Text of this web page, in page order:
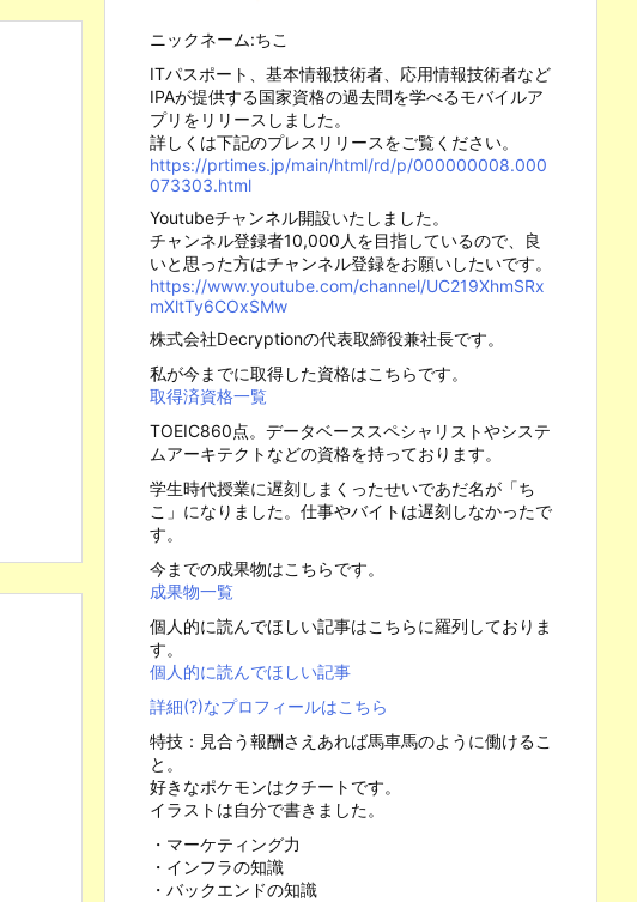
ニックネーム:ちこ
ITパスポート、基本情報技術者、応用情報技術者など
IPAが提供する国家資格の過去問を学べるモバイルア
プリをリリースしました。
詳しくは下記のプレスリリースをご覧ください。
https://prtimes.jp/main/html/rd/p/000000008.000
073303.html
Youtubeチャンネル開設いたしました。
チャンネル登録者10,000人を目指しているので、良
いと思った方はチャンネル登録をお願いしたいです。
https://www.youtube.com/channel/UC219XhmSRx
mXltTy6COxSMw
株式会社Decryptionの代表取締役兼社長です。
私が今までに取得した資格はこちらです。
取得済資格一覧
TOEIC860点。データベーススペシャリストやシステ
ムアーキテクトなどの資格を持っております。
学生時代授業に遅刻しまくったせいであだ名が「ち
こ」になりました。仕事やバイトは遅刻しなかったで
す。
今までの成果物はこちらです。
成果物一覧
個人的に読んでほしい記事はこちらに羅列しておりま
す。
個人的に読んでほしい記事
詳細(?)なプロフィールはこちら
特技：見合う報酬さえあれば馬車馬のように働けるこ
と。
好きなポケモンはクチートです。
イラストは自分で書きました。
・マーケティング力
・インフラの知識
・バックエンドの知識